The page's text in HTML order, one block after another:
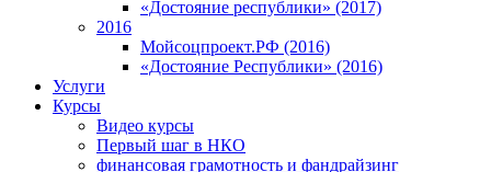
«Достояние республики» (2017)
2016
Мойсоцпроект.РФ (2016)
«Достояние Республики» (2016)
Услуги
Курсы
Видео курсы
Первый шаг в НКО
финансовая грамотность и фандрайзинг